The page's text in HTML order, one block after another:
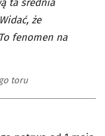
że
fenomen na
toru